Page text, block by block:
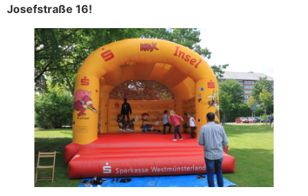
Josefstraße 16!